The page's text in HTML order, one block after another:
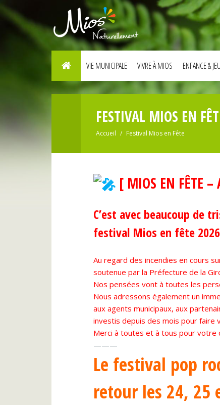
VIE MUNICIPALE VIVRE À MIOS ENFANCE &
FESTIVAL MIOS EN
Accueil Festival Mios en Fête
[ MIOS EN FÊTE
C’est avec beaucoup de
festival Mios en fête
Au regard des incendies en cours
soutenue par la Préfecture de la
Nos pensées vont à toutes les
Nous adressons également un
aux agents municipaux, aux
investis depuis des mois pour faire
Merci à toutes et à tous pour votre
———
Le festival pop
retour les 24, 25